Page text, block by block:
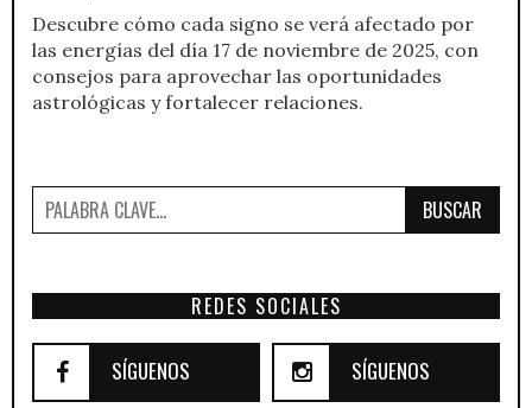
Descubre cómo cada signo se verá afectado por
las energías del día 17 de noviembre de 2025, con
consejos para aprovechar las oportunidades
astrológicas y fortalecer relaciones.
BUSCAR
REDES SOCIALES
SÍGUENOS SÍGUENOS